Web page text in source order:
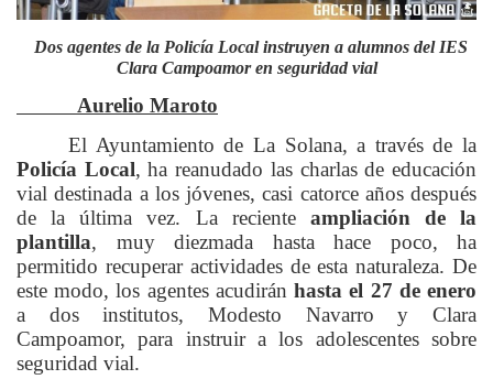
Dos agentes de la Policía Local instruyen a alumnos del IES
Clara Campoamor en seguridad vial
Aurelio Maroto
El Ayuntamiento de La Solana, a través de la
Policía Local, ha reanudado las charlas de educación
vial destinada a los jóvenes, casi catorce años después
de la última vez. La reciente ampliación de la
plantilla, muy diezmada hasta hace poco, ha
permitido recuperar actividades de esta naturaleza. De
este modo, los agentes acudiránhasta el 27 de enero
a dos institutos, Modesto Navarro y Clara
Campoamor, para instruir a los adolescentes sobre
seguridad vial.